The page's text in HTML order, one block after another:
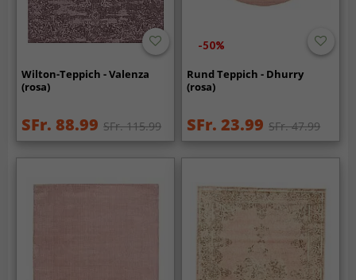
Wilton-Teppich - Valenza
(rosa)
SFr. 88.99 SFr. 115.99
-50%
Rund Teppich - Dhurry
(rosa)
SFr. 23.99 SFr. 47.99